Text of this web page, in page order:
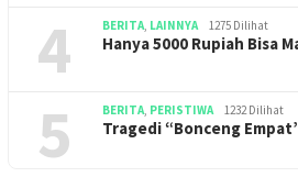
4 BERITA, LAINNYA 1275 Dilihat
Hanya 5000 Rupiah Bisa
5 BERITA, PERISTIWA 1232 Dilihat
Tragedi “Bonceng